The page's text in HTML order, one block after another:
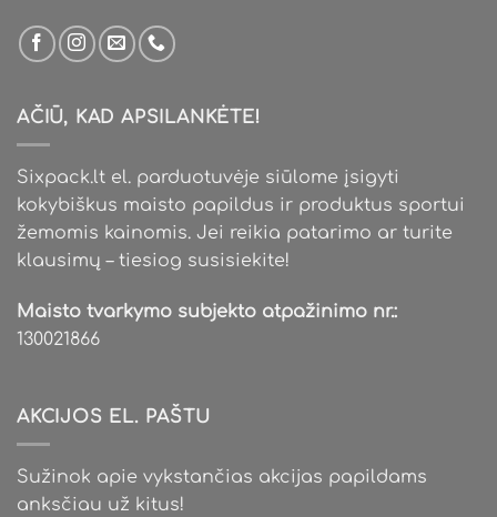
AČIŪ, KAD APSILANKĖTE!
Sixpack.lt el. parduotuvėje siūlome įsigyti
kokybiškus maisto papildus ir produktus sportui
žemomis kainomis. Jei reikia patarimo ar turite
klausimų – tiesiog susisiekite!
Maisto tvarkymo subjekto atpažinimo nr.:
130021866
AKCIJOS EL. PAŠTU
Sužinok apie vykstančias akcijas papildams
anksčiau už kitus!